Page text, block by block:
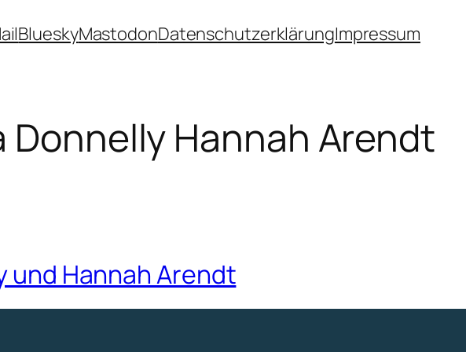
BlueskyMastodonDatenschutzerklärungImpressum
Donnelly Hannah Arendt
und Hannah Arendt